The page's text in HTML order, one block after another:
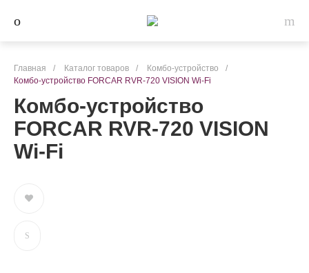
Главная / Каталог товаров / Комбо-устройство
/
Комбо-устройство FORCAR RVR-720 VISION Wi-Fi
Комбо-устройство
FORCAR RVR-720 VISION
Wi-Fi